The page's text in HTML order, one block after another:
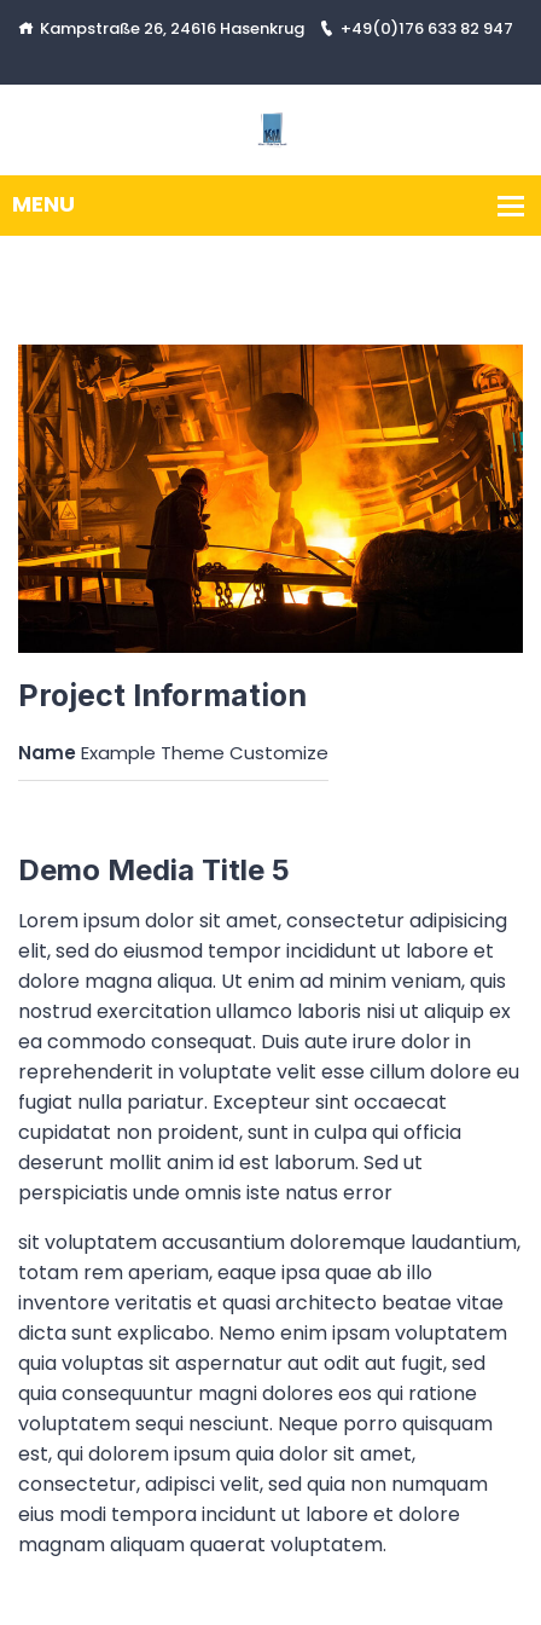
Kampstraße 26, 24616 Hasenkrug +49(0)176 633 82 947
Project Information
Name Example Theme Customize
Demo Media Title 5
Lorem ipsum dolor sit amet, consectetur adipisicing
elit, sed do eiusmod tempor incididunt ut labore et
dolore magna aliqua. Ut enim ad minim veniam, quis
nostrud exercitation ullamco laboris nisi ut aliquip ex
ea commodo consequat. Duis aute irure dolor in
reprehenderit in voluptate velit esse cillum dolore eu
fugiat nulla pariatur. Excepteur sint occaecat
cupidatat non proident, sunt in culpa qui officia
deserunt mollit anim id est laborum. Sed ut
perspiciatis unde omnis iste natus error
sit voluptatem accusantium doloremque laudantium,
totam rem aperiam, eaque ipsa quae ab illo
inventore veritatis et quasi architecto beatae vitae
dicta sunt explicabo. Nemo enim ipsam voluptatem
quia voluptas sit aspernatur aut odit aut fugit, sed
quia consequuntur magni dolores eos qui ratione
voluptatem sequi nesciunt. Neque porro quisquam
est, qui dolorem ipsum quia dolor sit amet,
consectetur, adipisci velit, sed quia non numquam
eius modi tempora incidunt ut labore et dolore
magnam aliquam quaerat voluptatem.